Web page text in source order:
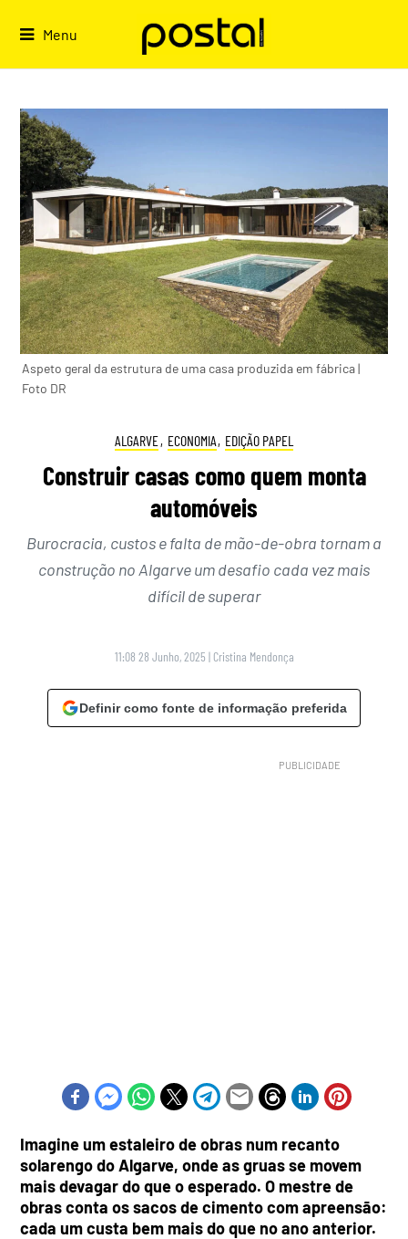
Menu
Aspeto geral da estrutura de uma casa produzida em fábrica |
Foto DR
ALGARVE, ECONOMIA, EDIÇÃO PAPEL
Construir casas como quem monta
automóveis
Burocracia, custos e falta de mão-de-obra tornam a
construção no Algarve um desafio cada vez mais
difícil de superar
11:08 28 Junho, 2025 | Cristina Mendonça
Definir como fonte de informação preferida
Imagine um estaleiro de obras num recanto
solarengo do Algarve, onde as gruas se movem
mais devagar do que o esperado. O mestre de
obras conta os sacos de cimento com apreensão:
cada um custa bem mais do que no ano anterior.